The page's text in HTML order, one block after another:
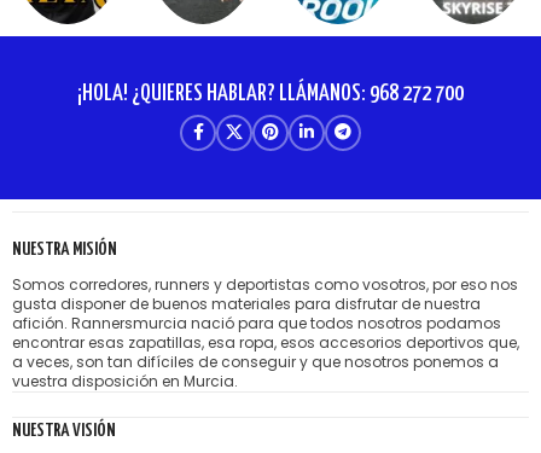
¡HOLA! ¿QUIERES HABLAR? LLÁMANOS: 968 272 700
NUESTRA MISIÓN
Somos corredores, runners y deportistas como vosotros, por eso nos
gusta disponer de buenos materiales para disfrutar de nuestra
afición. Rannersmurcia nació para que todos nosotros podamos
encontrar esas zapatillas, esa ropa, esos accesorios deportivos que,
a veces, son tan difíciles de conseguir y que nosotros ponemos a
vuestra disposición en Murcia.
NUESTRA VISIÓN